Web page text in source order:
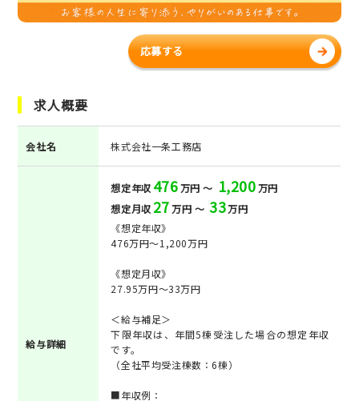
応募する
求人概要
会社名 株式会社一条工務店
給与詳細
想定年収 476万円 ～ 1,200万円
想定月収 27万円 ～ 33万円
《想定年収》
476万円～1,200万円
《想定月収》
27.95万円～33万円
＜給与補足＞
下限年収は、年間5棟受注した場合の想定年収
です。
（全社平均受注棟数：6棟）
■年収例：